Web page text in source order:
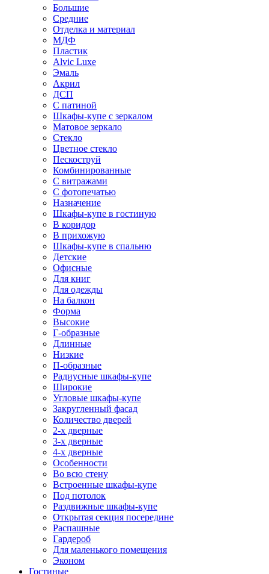
Большие
Средние
Отделка и материал
МДФ
Пластик
Alvic Luxe
Эмаль
Акрил
ДСП
С патиной
Шкафы-купе с зеркалом
Матовое зеркало
Стекло
Цветное стекло
Пескоструй
Комбинированные
С витражами
С фотопечатью
Назначение
Шкафы-купе в гостиную
В коридор
В прихожую
Шкафы-купе в спальню
Детские
Офисные
Для книг
Для одежды
На балкон
Форма
Высокие
Г-образные
Длинные
Низкие
П-образные
Радиусные шкафы-купе
Широкие
Угловые шкафы-купе
Закругленный фасад
Количество дверей
2-х дверные
3-х дверные
4-х дверные
Особенности
Во всю стену
Встроенные шкафы-купе
Под потолок
Раздвижные шкафы-купе
Открытая секция посередине
Распашные
Гардероб
Для маленького помещения
Эконом
Гостиные